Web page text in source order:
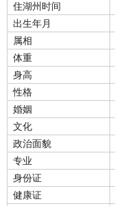
住湖州时间
出生年月
属相
体重
身高
性格
婚姻
文化
政治面貌
专业
身份证
健康证